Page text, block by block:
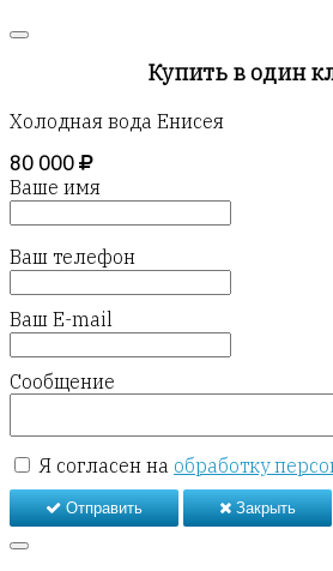
Купить в один
Холодная вода Енисея
80 000
Ваше имя
Ваш телефон
Ваш E-mail
Сообщение
Я согласен на обработку
Отправить Закрыть